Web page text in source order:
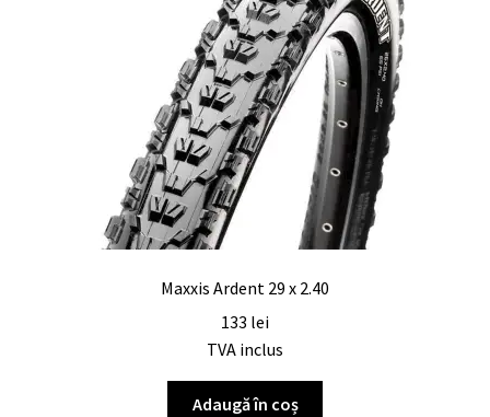
Maxxis Ardent 29 x 2.40
133 lei
TVA inclus
Adaugă în coș